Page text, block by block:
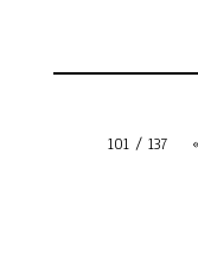
101 / 137 «